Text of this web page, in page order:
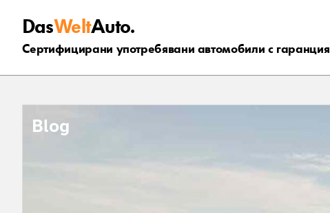
DasWeltAuto.
Сертифицирани употребявани автомобили с гаранция
Blog